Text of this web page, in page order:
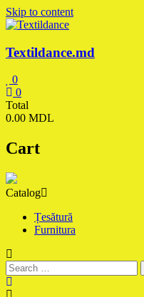
Skip to content
Textildance.md
0
0
Total
0.00 MDL
Cart
Catalog
Țesătură
Furnitura